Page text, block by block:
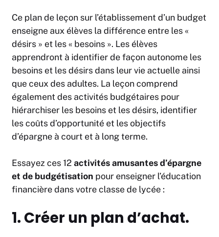
Ce plan de leçon sur l’établissement d’un budget
enseigne aux élèves la différence entre les «
désirs » et les « besoins ». Les élèves
apprendront à identifier de façon autonome les
besoins et les désirs dans leur vie actuelle ainsi
que ceux des adultes. La leçon comprend
également des activités budgétaires pour
hiérarchiser les besoins et les désirs, identifier
les coûts d’opportunité et les objectifs
d’épargne à court et à long terme.
Essayez ces 12 activités amusantes d’épargne
et de budgétisation pour enseigner l’éducation
financière dans votre classe de lycée :
1. Créer un plan d’achat.